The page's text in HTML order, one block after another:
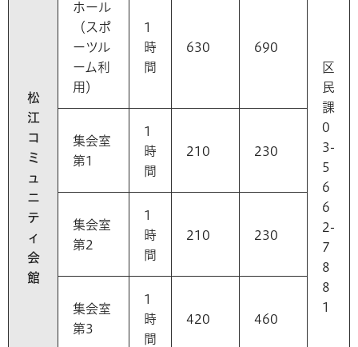
松
江
コ
ミ
ュ
ニ
テ
ィ
会
館
区
民
課
0
3-
5
6
6
2-
7
8
8
1
ホール
（スポ
ーツル
ーム利
用）
1
時
間
630 690
集会室
第1
1
時
間
210 230
集会室
第2
1
時
間
210 230
集会室
第3
1
時
間
420 460